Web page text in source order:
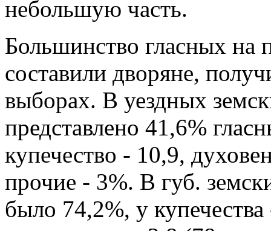
небольшую часть.
Большинство гласных на
составили дворяне,
выборах. В уездных
представлено 41,6%
купечество - 10,9,
прочие - 3%. В губ.
было 74,2%, у